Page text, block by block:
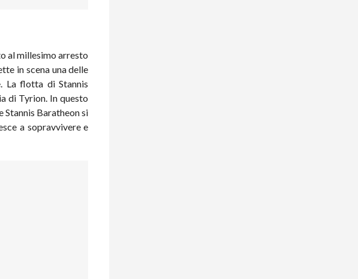
al millesimo arresto
in scena una delle
La flotta di Stannis
di Tyrion. In questo
Stannis Baratheon si
a sopravvivere e